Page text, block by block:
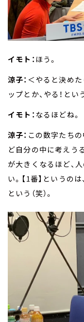
イモト：ほう。
涼子： ＜やると決めた
ップとか、やる！と
イモト： なるほどね。
涼子： この数字たち
ど自分の中に考えう
が大きくなるほど、
い。【1番】というの
という（笑）。